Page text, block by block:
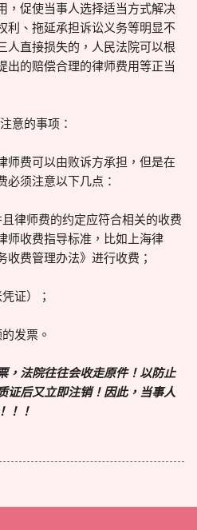
，促使当事人选择适当方式解决
利、拖延承担诉讼义务等明显不
人直接损失的，人民法院可以根
出的赔偿合理的律师费用等正当
意的事项：
师费可以由败诉方承担，但是在
必须注意以下几点：
律师费的约定应符合相关的收费
师收费指导标准，比如上海律
收费管理办法》进行收费；
证）；
发票。
，法院往往会收走原件！以防止
证后又立即注销！因此，当事人
！！